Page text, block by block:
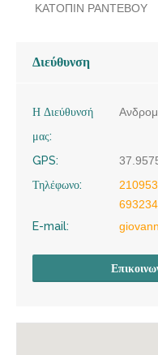
ΚΑΤΟΠΙΝ ΡΑΝΤΕΒΟΥ
Διεύθυνση
Η Διεύθυνσή
μας:
GPS:
Τηλέφωνο:
E-mail: